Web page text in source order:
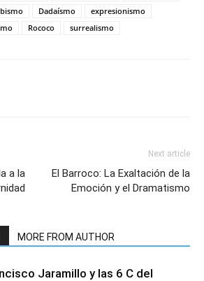
Dadaísmo
expresionismo
Rococo surrealismo
a la
Next article
El Barroco: La Exaltación de la
Emoción y el Dramatismo
MORE FROM AUTHOR
Jaramillo y las 6 C del